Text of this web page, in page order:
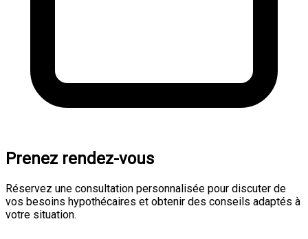
Prenez rendez-vous
Réservez une consultation personnalisée pour discuter de
vos besoins hypothécaires et obtenir des conseils adaptés à
votre situation.